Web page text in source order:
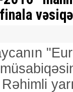
vəsiqə